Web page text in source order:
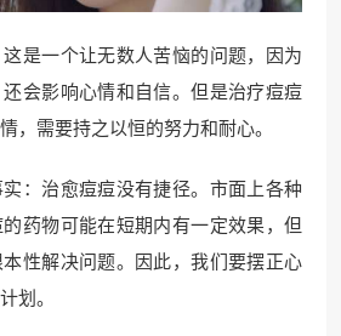
是一个让无数人苦恼的问题，因为
会影响心情和自信。但是治疗痘痘
，需要持之以恒的努力和耐心。
：治愈痘痘没有捷径。市面上各种
药物可能在短期内有一定效果，但
性解决问题。因此，我们要摆正心
划。